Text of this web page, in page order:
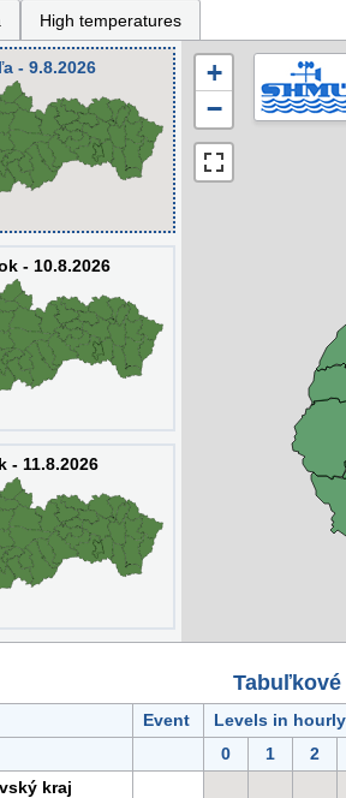
High temperatures
- 9.8.2026
- 10.8.2026
- 11.8.2026
+
−
Event
Levels in
0
1
2
kraj